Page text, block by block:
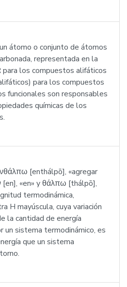
átomo o conjunto de átomos
representada en la
los compuestos alifáticos
para los compuestos
funcionales son responsables
químicas de los
[enthálpō], «agregar
[en], «en» y θάλπω [thálpō],
termodinámica,
H mayúscula, cuya variación
la cantidad de energía
un sistema termodinámico, es
que un sistema